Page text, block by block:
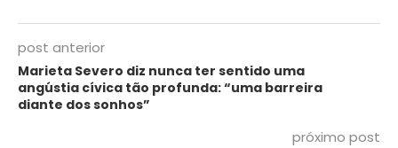
post anterior
Marieta Severo diz nunca ter sentido uma
angústia cívica tão profunda: “uma barreira
diante dos sonhos”
próximo post